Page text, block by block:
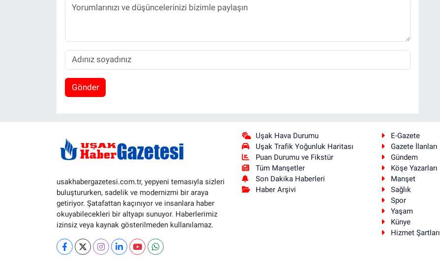
Gönder
usakhabergazetesi.com.tr, yepyeni temasıyla sizleri
buluştururken, sadelik ve modernizmi bir araya
getiriyor. Şatafattan kaçınıyor ve insanlara haber
okuyabilecekleri bir altyapı sunuyor. Haberlerimiz
izinsiz veya kaynak gösterilmeden kullanılamaz.
Uşak Hava Durumu
Uşak Trafik Yoğunluk Haritası
Puan Durumu ve Fikstür
Tüm Manşetler
Son Dakika Haberleri
Haber Arşivi
E-Gazete
Gazete İlanları
Gündem
Köşe Yazarları
Manşet
Sağlık
Spor
Yaşam
Künye
Hizmet Şartları